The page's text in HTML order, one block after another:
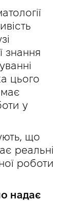
знання
цього
у
що
реальні
роботи
надає